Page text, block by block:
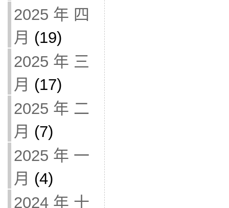
2025 年 四
月 (19)
2025 年 三
月 (17)
2025 年 二
月 (7)
2025 年 一
月 (4)
2024 年 十